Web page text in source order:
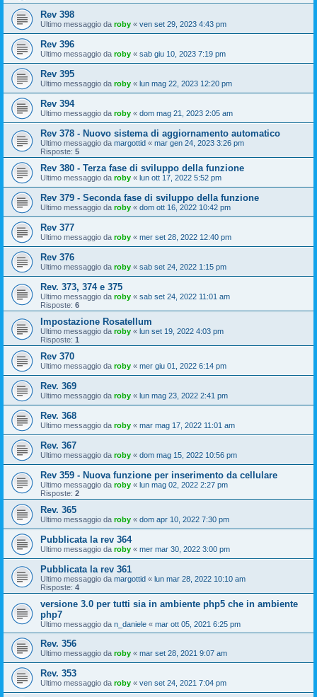
Rev 398
Ultimo messaggio da roby « ven set 29, 2023 4:43 pm
Rev 396
Ultimo messaggio da roby « sab giu 10, 2023 7:19 pm
Rev 395
Ultimo messaggio da roby « lun mag 22, 2023 12:20 pm
Rev 394
Ultimo messaggio da roby « dom mag 21, 2023 2:05 am
Rev 378 - Nuovo sistema di aggiornamento automatico
Ultimo messaggio da margottid « mar gen 24, 2023 3:26 pm
Risposte: 5
Rev 380 - Terza fase di sviluppo della funzione
Ultimo messaggio da roby « lun ott 17, 2022 5:52 pm
Rev 379 - Seconda fase di sviluppo della funzione
Ultimo messaggio da roby « dom ott 16, 2022 10:42 pm
Rev 377
Ultimo messaggio da roby « mer set 28, 2022 12:40 pm
Rev 376
Ultimo messaggio da roby « sab set 24, 2022 1:15 pm
Rev. 373, 374 e 375
Ultimo messaggio da roby « sab set 24, 2022 11:01 am
Risposte: 6
Impostazione Rosatellum
Ultimo messaggio da roby « lun set 19, 2022 4:03 pm
Risposte: 1
Rev 370
Ultimo messaggio da roby « mer giu 01, 2022 6:14 pm
Rev. 369
Ultimo messaggio da roby « lun mag 23, 2022 2:41 pm
Rev. 368
Ultimo messaggio da roby « mar mag 17, 2022 11:01 am
Rev. 367
Ultimo messaggio da roby « dom mag 15, 2022 10:56 pm
Rev 359 - Nuova funzione per inserimento da cellulare
Ultimo messaggio da roby « lun mag 02, 2022 2:27 pm
Risposte: 2
Rev. 365
Ultimo messaggio da roby « dom apr 10, 2022 7:30 pm
Pubblicata la rev 364
Ultimo messaggio da roby « mer mar 30, 2022 3:00 pm
Pubblicata la rev 361
Ultimo messaggio da margottid « lun mar 28, 2022 10:10 am
Risposte: 4
versione 3.0 per tutti sia in ambiente php5 che in ambiente
php7
Ultimo messaggio da n_daniele « mar ott 05, 2021 6:25 pm
Rev. 356
Ultimo messaggio da roby « mar set 28, 2021 9:07 am
Rev. 353
Ultimo messaggio da roby « ven set 24, 2021 7:04 pm